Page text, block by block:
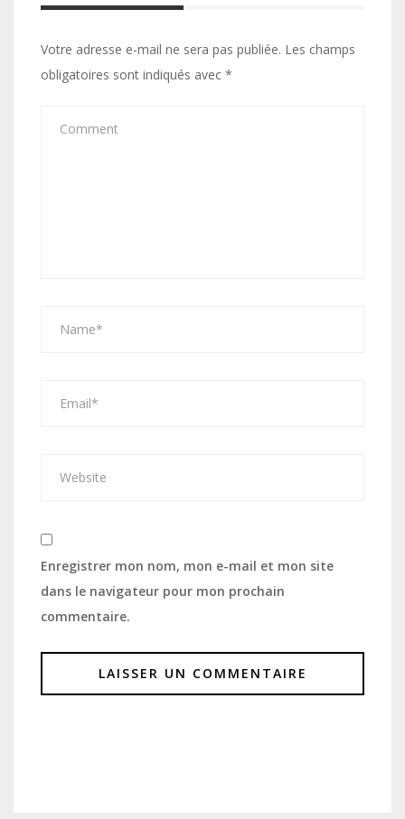
Votre adresse e-mail ne sera pas publiée. Les champs
obligatoires sont indiqués avec *
Enregistrer mon nom, mon e-mail et mon site
dans le navigateur pour mon prochain
commentaire.